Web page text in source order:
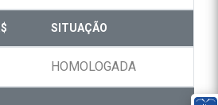
SITUAÇÃO
HOMOLOGADA